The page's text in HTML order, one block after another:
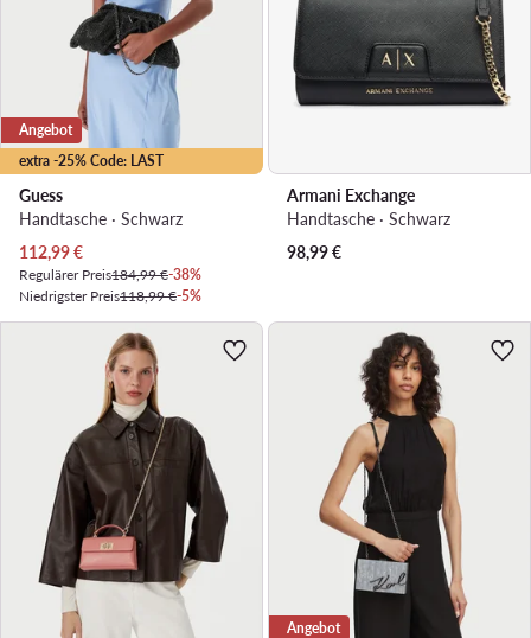
extra -25% Code: LAST
Angebot
Guess
Handtasche · Schwarz
Aktueller Preis
112,99€
Regulärer Preis184,99 €-38%
Niedrigster Preis118,99 €-5%
Armani Exchange
Handtasche · Schwarz
98,99€
Angebot